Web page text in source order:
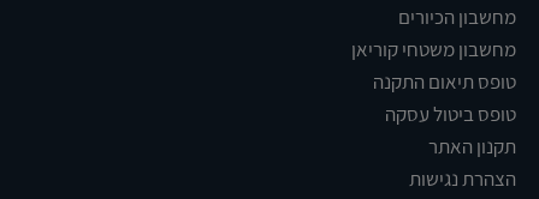
מחשבון הכיורים
מחשבון משטחי קוריאן
טופס תיאום התקנה
טופס ביטול עסקה
תקנון האתר
הצהרת נגישות